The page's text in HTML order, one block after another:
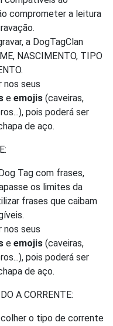
comprometer a leitura
a DogTagClan
NASCIMENTO, TIPO
nos seus
e emojis (caveiras,
pois poderá ser
de aço.
Tag com frases,
os limites da
frases que caibam
nos seus
e emojis (caveiras,
pois poderá ser
de aço.
A CORRENTE:
o tipo de corrente